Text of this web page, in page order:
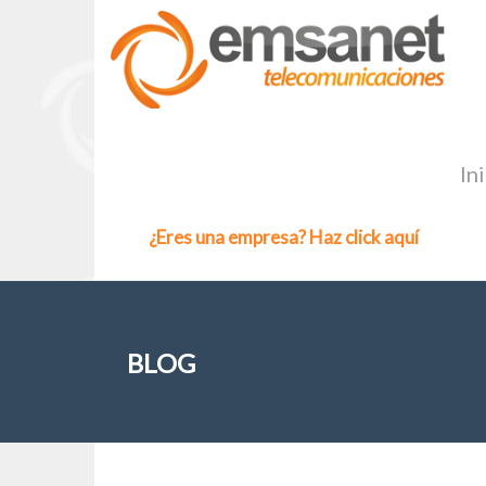
¿Eres una empresa? Haz click aquí
BLOG